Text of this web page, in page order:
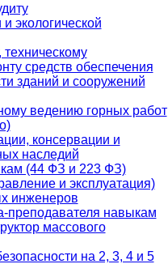
экологической
средств обеспечения
зданий и сооружений
ведению горных работ
консервации и
наследий
(44 ФЗ и 223 ФЗ)
и эксплуатация)
инженеров
преподавателя навыкам
массового
на 2, 3, 4 и 5